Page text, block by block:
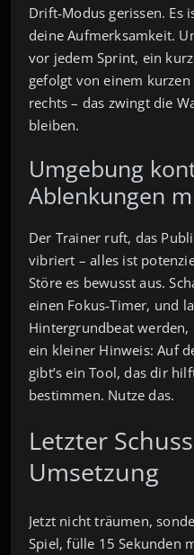
Drift‑Modus gerissen. Es
deine Aufmerksamkeit.
vor jedem Sprint, ein
gefolgt von einem
rechts – das zwingt die
bleiben.
Umgebung
Ablenkungen
Der Trainer ruft, das
vibriert – alles ist
Störe es bewusst aus.
einen Fokus‑Timer, und
Hintergrundbeat
ein kleiner Hinweis: Auf
gibt’s ein Tool, das dir
bestimmen. Nutze das.
Letzter
Umsetzung
Jetzt nicht träumen,
Spiel, fülle 15 Sekunden